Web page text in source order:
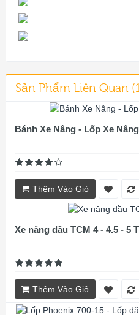
Sản Phẩm Liên Quan
Bánh Xe Nâng - Lốp Xe
Thêm Vào Giỏ
Xe nâng dầu TCM 4 - 4.5 - 5
Thêm Vào Giỏ